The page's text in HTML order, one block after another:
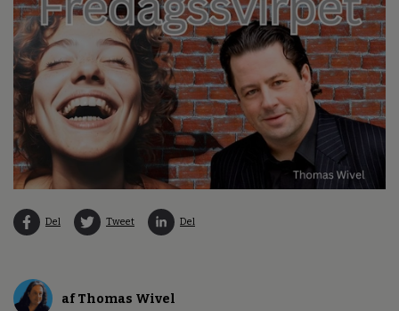
Del Tweet Del
af Thomas Wivel